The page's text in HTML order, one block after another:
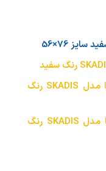
گیره پگ بورد ایکیا مدل SKADIS رنگ
قلاب آویز پگ بورد ایکیا مدل SKADIS رنگ